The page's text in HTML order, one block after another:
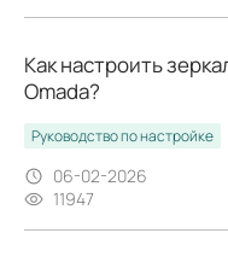
Как настроить
Omada?
Руководство по настройке
06-02-2026
11947